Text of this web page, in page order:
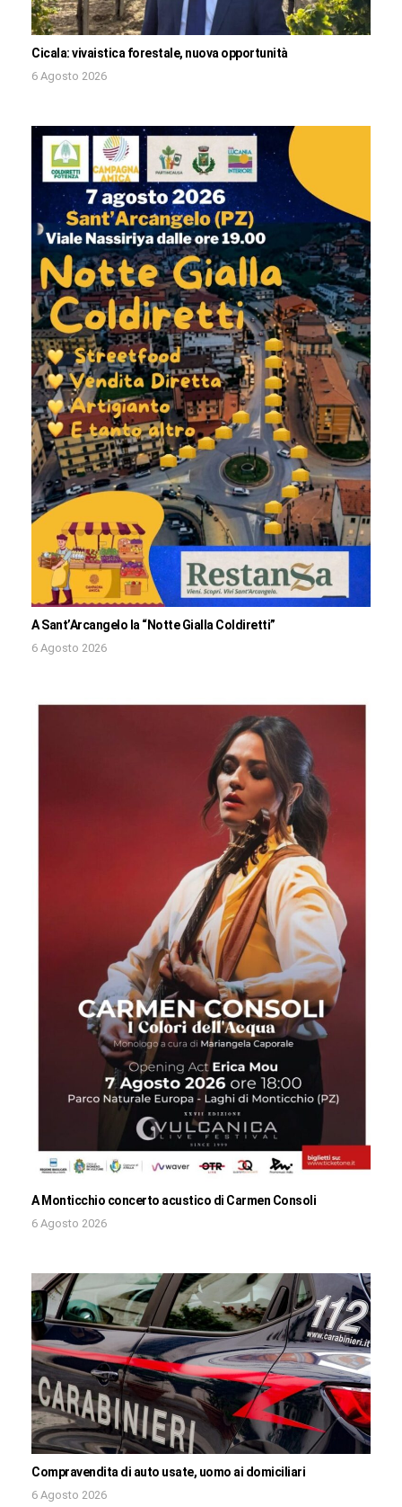
Cicala: vivaistica forestale, nuova opportunità
6 Agosto 2026
A Sant’Arcangelo la “Notte Gialla Coldiretti”
6 Agosto 2026
A Monticchio concerto acustico di Carmen Consoli
6 Agosto 2026
Compravendita di auto usate, uomo ai domiciliari
6 Agosto 2026